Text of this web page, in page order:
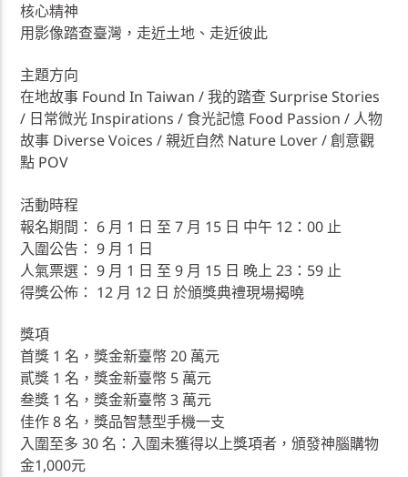
核心精神
用影像踏查臺灣，走近土地、走近彼此
主題方向
在地故事 Found In Taiwan / 我的踏查 Surprise Stories
/ 日常微光 Inspirations / 食光記憶 Food Passion / 人物
故事 Diverse Voices / 親近自然 Nature Lover / 創意觀
點 POV
活動時程
報名期間： 6 月 1 日 至 7 月 15 日 中午 12：00 止
入圍公告： 9 月 1 日
人氣票選： 9 月 1 日 至 9 月 15 日 晚上 23：59 止
得獎公佈： 12 月 12 日 於頒獎典禮現場揭曉
獎項
首獎 1 名，獎金新臺幣 20 萬元
貳獎 1 名，獎金新臺幣 5 萬元
叁獎 1 名，獎金新臺幣 3 萬元
佳作 8 名，獎品智慧型手機一支
入圍至多 30 名：入圍未獲得以上獎項者，頒發神腦購物
金1,000元